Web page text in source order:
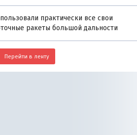
практически все свои
ракеты большой дальности
Перейти в ленту